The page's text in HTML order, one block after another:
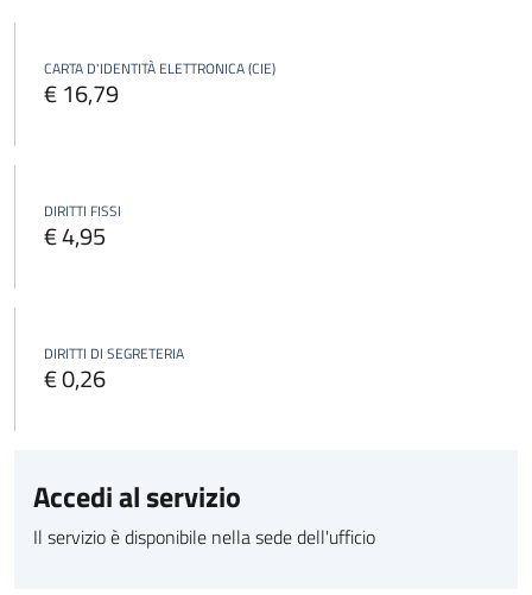
CARTA D'IDENTITÀ ELETTRONICA (CIE)
€ 16,79
DIRITTI FISSI
€ 4,95
DIRITTI DI SEGRETERIA
€ 0,26
Accedi al servizio
Il servizio è disponibile nella sede dell'ufficio